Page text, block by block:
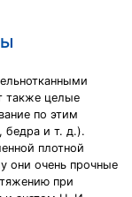
также целые
по этим
бедра и т. д.).
плотной
они очень прочные
при